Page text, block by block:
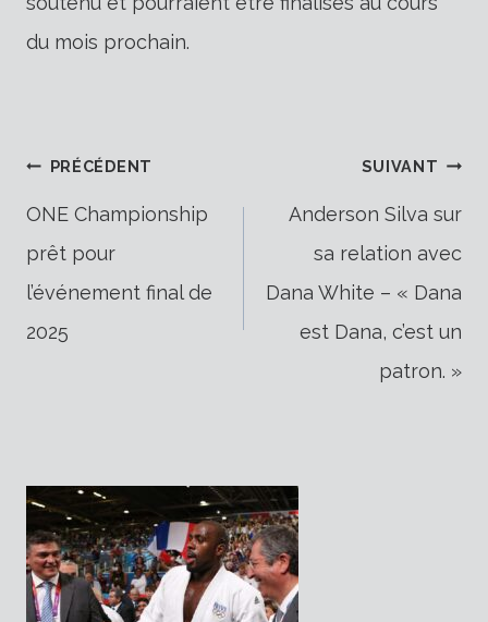
du mois prochain.
Navigation
de
PRÉCÉDENT
ONE Championship
prêt pour
l’événement final de
2025
SUIVANT
Anderson Silva sur
sa relation avec
Dana White – « Dana
est Dana, c’est un
patron. »